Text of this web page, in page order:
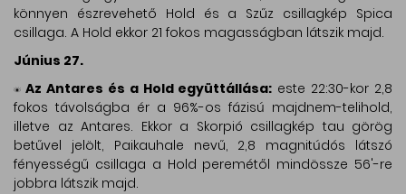
könnyen észrevehető Hold és a Szűz csillagkép Spica
csillaga. A Hold ekkor 21 fokos magasságban látszik majd.
Június 27.
Az Antares és a Hold együttállása: este 22:30-kor 2,8
fokos távolságba ér a 96%-os fázisú majdnem-telihold,
illetve az Antares. Ekkor a Skorpió csillagkép tau görög
betűvel jelölt, Paikauhale nevű, 2,8 magnitúdós látszó
fényességű csillaga a Hold peremétől mindössze 56'-re
jobbra látszik majd.